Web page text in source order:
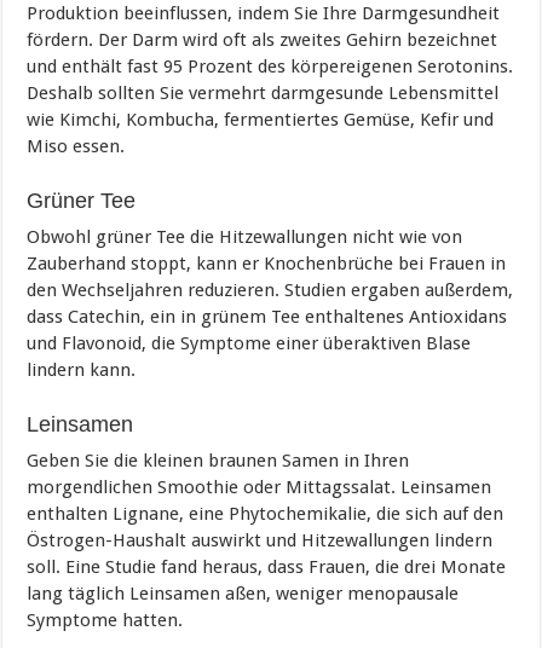
Produktion beeinflussen, indem Sie Ihre Darmgesundheit
fördern. Der Darm wird oft als zweites Gehirn bezeichnet
und enthält fast 95 Prozent des körpereigenen Serotonins.
Deshalb sollten Sie vermehrt darmgesunde Lebensmittel
wie Kimchi, Kombucha, fermentiertes Gemüse, Kefir und
Miso essen.
Grüner Tee
Obwohl grüner Tee die Hitzewallungen nicht wie von
Zauberhand stoppt, kann er Knochenbrüche bei Frauen in
den Wechseljahren reduzieren. Studien ergaben außerdem,
dass Catechin, ein in grünem Tee enthaltenes Antioxidans
und Flavonoid, die Symptome einer überaktiven Blase
lindern kann.
Leinsamen
Geben Sie die kleinen braunen Samen in Ihren
morgendlichen Smoothie oder Mittagssalat. Leinsamen
enthalten Lignane, eine Phytochemikalie, die sich auf den
Östrogen-Haushalt auswirkt und Hitzewallungen lindern
soll. Eine Studie fand heraus, dass Frauen, die drei Monate
lang täglich Leinsamen aßen, weniger menopausale
Symptome hatten.